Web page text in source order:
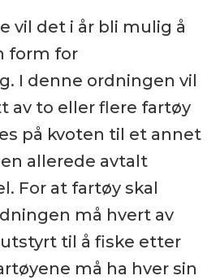
vil det i år bli mulig å
form for
I denne ordningen vil
av to eller flere fartøy
på kvoten til et annet
allerede avtalt
For at fartøy skal
må hvert av
til å fiske etter
må ha hver sin